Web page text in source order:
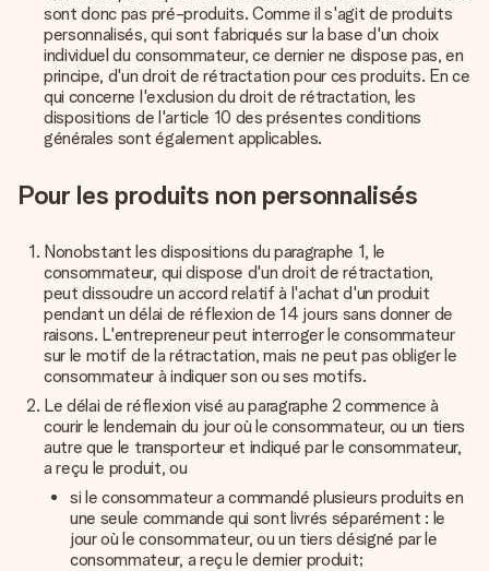
sont donc pas pré-produits. Comme il s'agit de produits
personnalisés, qui sont fabriqués sur la base d'un choix
individuel du consommateur, ce dernier ne dispose pas, en
principe, d'un droit de rétractation pour ces produits. En ce
qui concerne l'exclusion du droit de rétractation, les
dispositions de l'article 10 des présentes conditions
générales sont également applicables.
Pour les produits non personnalisés
Nonobstant les dispositions du paragraphe 1, le
consommateur, qui dispose d'un droit de rétractation,
peut dissoudre un accord relatif à l'achat d'un produit
pendant un délai de réflexion de 14 jours sans donner de
raisons. L'entrepreneur peut interroger le consommateur
sur le motif de la rétractation, mais ne peut pas obliger le
consommateur à indiquer son ou ses motifs.
Le délai de réflexion visé au paragraphe 2 commence à
courir le lendemain du jour où le consommateur, ou un tiers
autre que le transporteur et indiqué par le consommateur,
a reçu le produit, ou
si le consommateur a commandé plusieurs produits en
une seule commande qui sont livrés séparément : le
jour où le consommateur, ou un tiers désigné par le
consommateur, a reçu le dernier produit;